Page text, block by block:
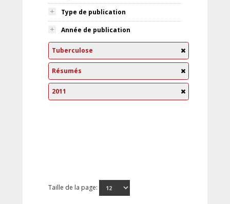
Type de publication
Année de publication
Tuberculose
Résumés
2011
Taille de la page: